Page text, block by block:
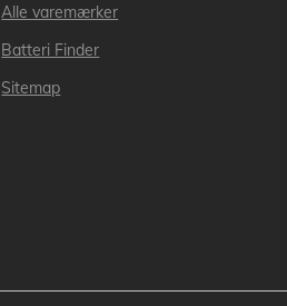
Alle varemærker
Batteri Finder
Sitemap